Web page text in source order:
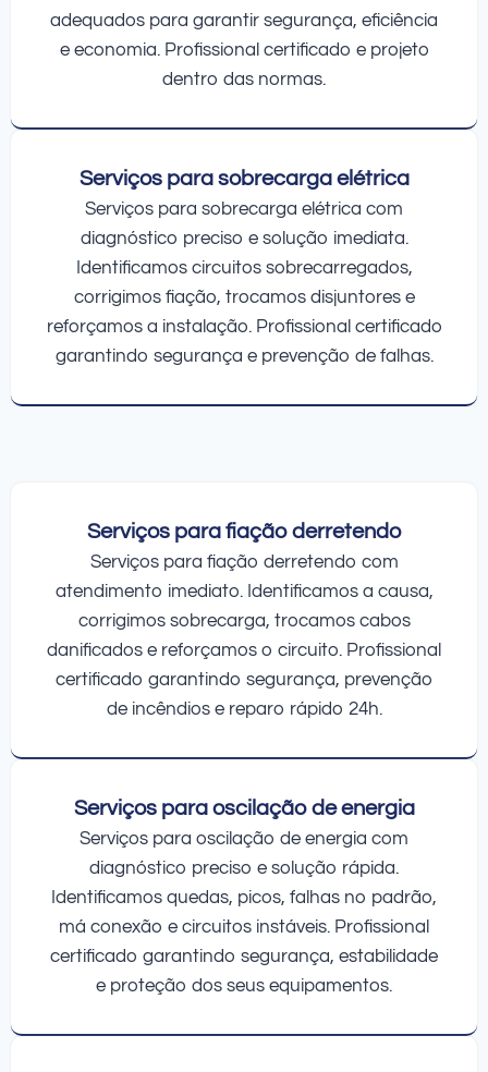
adequados para garantir segurança, eficiência
e economia. Profissional certificado e projeto
dentro das normas.
Serviços para sobrecarga elétrica
Serviços para sobrecarga elétrica com
diagnóstico preciso e solução imediata.
Identificamos circuitos sobrecarregados,
corrigimos fiação, trocamos disjuntores e
reforçamos a instalação. Profissional certificado
garantindo segurança e prevenção de falhas.
Serviços para fiação derretendo
Serviços para fiação derretendo com
atendimento imediato. Identificamos a causa,
corrigimos sobrecarga, trocamos cabos
danificados e reforçamos o circuito. Profissional
certificado garantindo segurança, prevenção
de incêndios e reparo rápido 24h.
Serviços para oscilação de energia
Serviços para oscilação de energia com
diagnóstico preciso e solução rápida.
Identificamos quedas, picos, falhas no padrão,
má conexão e circuitos instáveis. Profissional
certificado garantindo segurança, estabilidade
e proteção dos seus equipamentos.